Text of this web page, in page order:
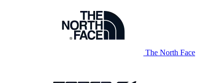
The North Face